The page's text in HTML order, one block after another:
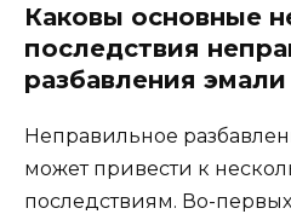
Каковы основные
последствия
разбавления
Неправильное
может привести к
последствиям. Во-